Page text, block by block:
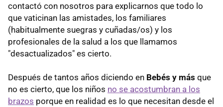
contactó con nosotros para explicarnos que todo lo
que vaticinan las amistades, los familiares
(habitualmente suegras y cuñadas/os) y los
profesionales de la salud a los que llamamos
"desactualizados" es cierto.
Después de tantos años diciendo en Bebés y más que
no es cierto, que los niños no se acostumbran a los
brazos porque en realidad es lo que necesitan desde el